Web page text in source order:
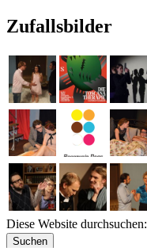
Zufallsbilder
Diese Website durchsuchen: